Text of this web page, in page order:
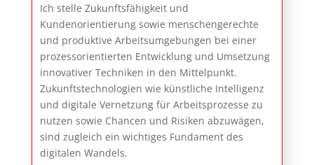
Ich stelle Zukunftsfähigkeit und
Kundenorientierung sowie menschengerechte
und produktive Arbeitsumgebungen bei einer
prozessorientierten Entwicklung und Umsetzung
innovativer Techniken in den Mittelpunkt.
Zukunftstechnologien wie künstliche Intelligenz
und digitale Vernetzung für Arbeitsprozesse zu
nutzen sowie Chancen und Risiken abzuwägen,
sind zugleich ein wichtiges Fundament des
digitalen Wandels.